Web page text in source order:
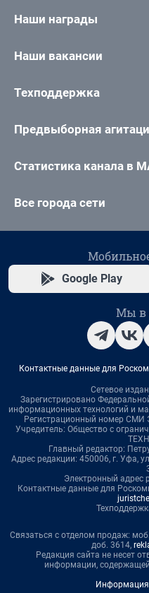
Наши награды
Наши вакансии
Техподдержка
Предвыборная
Статистика канала в
Все города сети
Google Play
Мы в
Контактные данные для
Сетевое
Зарегистрировано
информационных технологий и
Регистрационный номер СМИ
Учредитель: Общество с
Главный редактор:
Адрес редакции: 450006, г. Уфа,
Электронный адрес
Контактные данные для
Связаться с отделом продаж:
доб. 3614,
Редакция сайта не несет
информации,
Информация